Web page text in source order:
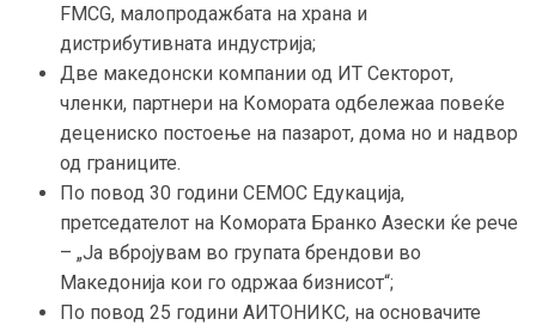
FMCG, малопродажбата на храна и
дистрибутивната индустрија;
Две македонски компании од ИТ Секторот,
членки, партнери на Комората одбележаа повеќе
децениско постоење на пазарот, дома но и надвор
од границите.
По повод 30 години СЕМОС Едукација,
претседателот на Комората Бранко Азески ќе рече
– „Ја вбројувам во групата брендови во
Македонија кои го одржаа бизнисот“;
По повод 25 години АИТОНИКС, на основачите